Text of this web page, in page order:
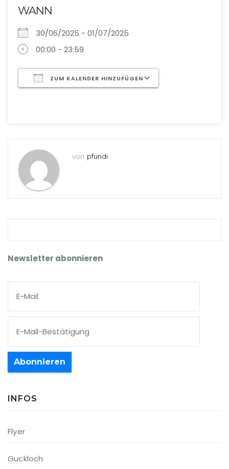
WANN
30/06/2025 - 01/07/2025
00:00 - 23:59
ZUM KALENDER HINZUFÜGEN
von pfundi
Newsletter abonnieren
Abonnieren
INFOS
Flyer
Guckloch